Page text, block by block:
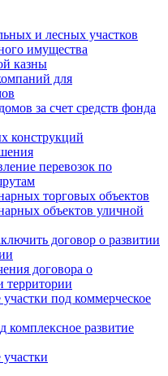
и лесных участков
имущества
казны
для
за счет средств фонда
конструкций
перевозок по
торговых объектов
объектов уличной
договор о развитии
договора о
территории
под коммерческое
комплексное развитие